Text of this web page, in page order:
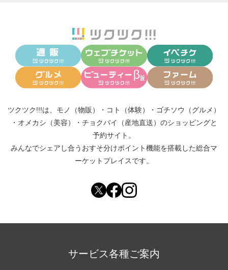
ツクツク!!!は、 モノ（物販） ・ コト（体験） ・ ゴチソウ（グルメ）
・ オメカシ（美容） ・ チョクバイ（産地直送） のショッピングと
予約サイト。
みんなでシェアし合う おすそ分けポイント機能を搭載した総合マ
ーケットプレイスです。
サービス各種ご案内